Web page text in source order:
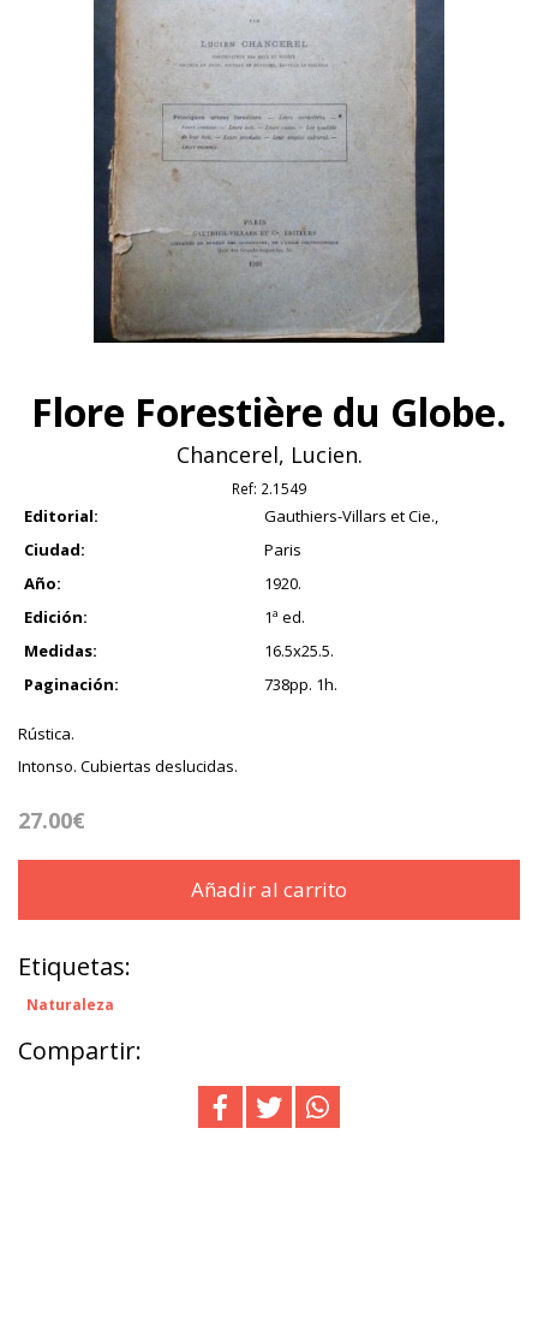
Flore Forestière du Globe.
Chancerel, Lucien.
Ref: 2.1549
Editorial:
Gauthiers-Villars et Cie.,
Ciudad:
Paris
Año:
1920.
Edición:
1ª ed.
Medidas:
16.5x25.5.
Paginación:
738pp. 1h.
Rústica.
Intonso. Cubiertas deslucidas.
27.00€
Añadir al carrito
Etiquetas:
Naturaleza
Compartir: